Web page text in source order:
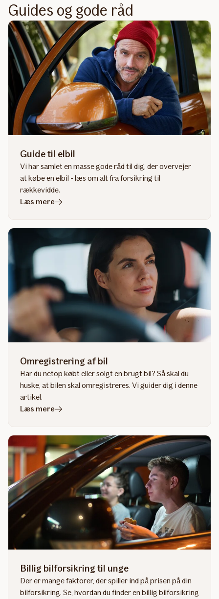
Guides og gode råd
Guide til elbil
Vi har samlet en masse gode råd til dig, der overvejer
at købe en elbil - læs om alt fra forsikring til
rækkevidde.
Læs merei
elbil
Omregistrering af bil
Har du netop købt eller solgt en brugt bil? Så skal du
huske, at bilen skal omregistreres. Vi guider dig i denne
artikel.
Læs merei
af
bil
Billig bilforsikring til unge
Der er mange faktorer, der spiller ind på prisen på din
bilforsikring. Se, hvordan du finder en billig bilforsikring